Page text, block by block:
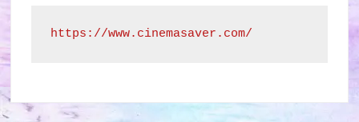
https://www.cinemasaver.com/